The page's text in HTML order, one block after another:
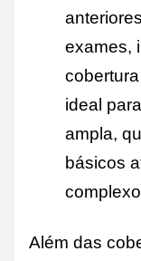
exames,
ideal
ampla,
básicos
Além das